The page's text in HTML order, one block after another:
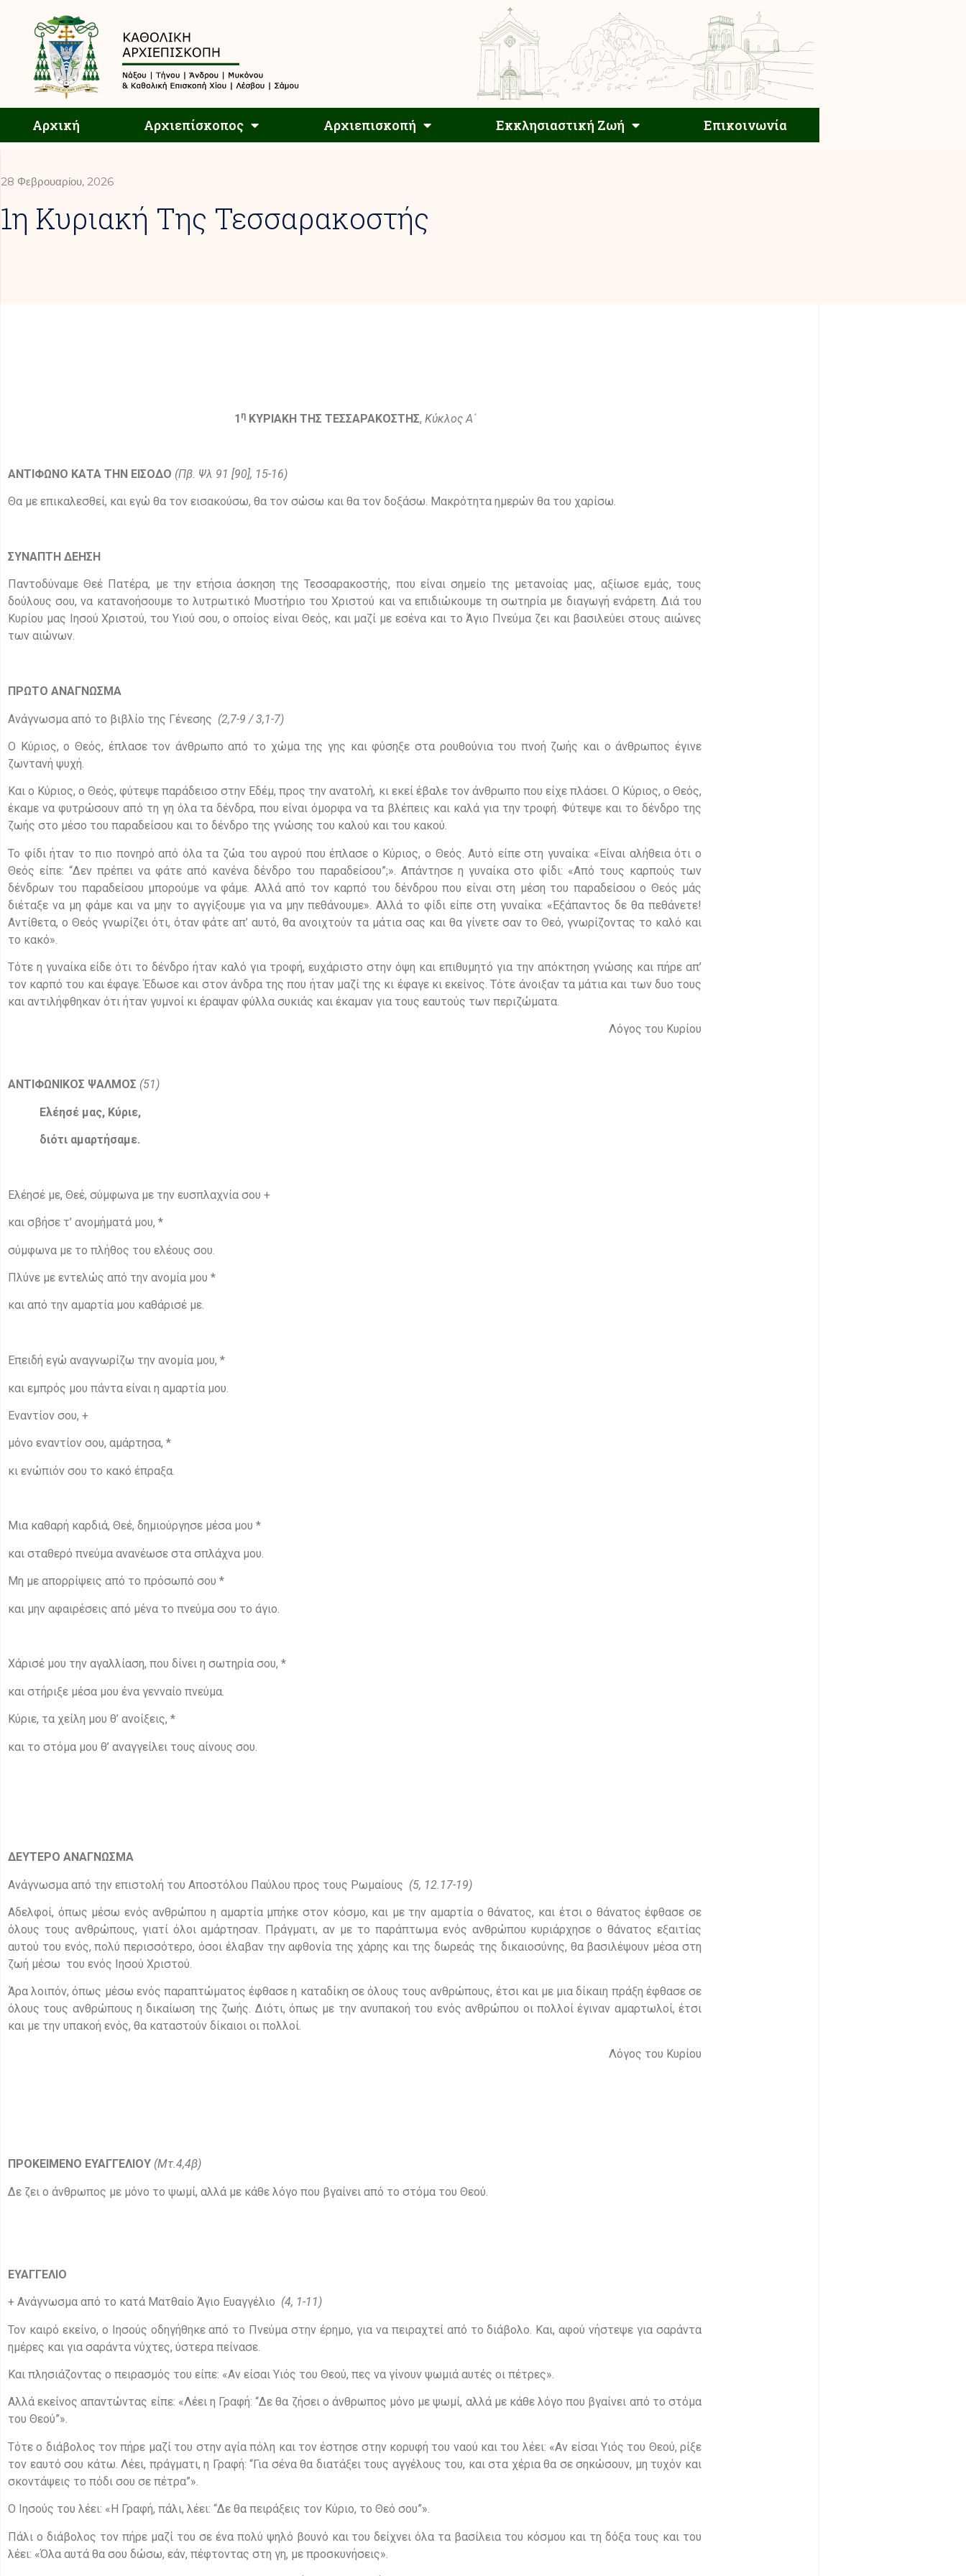
Αρχική Αρχιεπίσκοπος Αρχιεπισκοπή Εκκλησιαστική Ζωή Επικοινωνία
Αρχιεπισκοπή Εκκλησιαστική Ζωή Επικοινωνία
28 Φεβρουαρίου, 2026
1η Κυριακή Της Τεσσαρακοστής
1 ηΚΥΡΙΑΚΗ ΤΗΣ ΤΕΣΣΑΡΑΚΟΣΤΗΣ, Κύκλος Α΄
ΑΝΤΙΦΩΝΟ ΚΑΤΑ ΤΗΝ ΕΙΣΟΔΟ (Πβ. Ψλ 91 [90], 15-16)
Θα με επικαλεσθεί, και εγώ θα τον εισακούσω, θα τον σώσω και θα τον δοξάσω. Μακρότητα ημερών θα του χαρίσω.
ΣΥΝΑΠΤΗ ΔΕΗΣΗ
Παντοδύναμε Θεέ Πατέρα, με την ετήσια άσκηση της Τεσσαρακοστής, που είναι σημείο της μετανοίας μας, αξίωσε εμάς, τους
δούλους σου, να κατανοήσουμε το λυτρωτικό Μυστήριο του Χριστού και να επιδιώκουμε τη σωτηρία με διαγωγή ενάρετη. Διά του
Κυρίου μας Ιησού Χριστού, του Υιού σου, ο οποίος είναι Θεός, και μαζί με εσένα και το Άγιο Πνεύμα ζει και βασιλεύει στους αιώνες
των αιώνων.
ΠΡΩΤΟ ΑΝΑΓΝΩΣΜΑ
Ανάγνωσμα από το βιβλίο της Γένεσης (2,7-9 / 3,1-7)
Ο Κύριος, ο Θεός, έπλασε τον άνθρωπο από το χώμα της γης και φύσηξε στα ρουθούνια του πνοή ζωής και ο άνθρωπος έγινε
ζωντανή ψυχή.
Και ο Κύριος, ο Θεός, φύτεψε παράδεισο στην Εδέμ, προς την ανατολή, κι εκεί έβαλε τον άνθρωπο που είχε πλάσει. Ο Κύριος, ο Θεός,
έκαμε να φυτρώσουν από τη γη όλα τα δένδρα, που είναι όμορφα να τα βλέπεις και καλά για την τροφή. Φύτεψε και το δένδρο της
ζωής στο μέσο του παραδείσου και το δένδρο της γνώσης του καλού και του κακού.
Το φίδι ήταν το πιο πονηρό από όλα τα ζώα του αγρού που έπλασε ο Κύριος, ο Θεός. Αυτό είπε στη γυναίκα: «Είναι αλήθεια ότι ο
Θεός είπε: “Δεν πρέπει να φάτε από κανένα δένδρο του παραδείσου”;». Απάντησε η γυναίκα στο φίδι: «Από τους καρπούς των
δένδρων του παραδείσου μπορούμε να φάμε. Αλλά από τον καρπό του δένδρου που είναι στη μέση του παραδείσου ο Θεός μάς
διέταξε να μη φάμε και να μην το αγγίξουμε για να μην πεθάνουμε». Αλλά το φίδι είπε στη γυναίκα: «Εξάπαντος δε θα πεθάνετε!
Αντίθετα, ο Θεός γνωρίζει ότι, όταν φάτε απ’ αυτό, θα ανοιχτούν τα μάτια σας και θα γίνετε σαν το Θεό, γνωρίζοντας το καλό και
το κακό».
Τότε η γυναίκα είδε ότι το δένδρο ήταν καλό για τροφή, ευχάριστο στην όψη και επιθυμητό για την απόκτηση γνώσης και πήρε απ’
τον καρπό του και έφαγε. Έδωσε και στον άνδρα της που ήταν μαζί της κι έφαγε κι εκείνος. Τότε άνοιξαν τα μάτια και των δυο τους
και αντιλήφθηκαν ότι ήταν γυμνοί κι έραψαν φύλλα συκιάς και έκαμαν για τους εαυτούς των περιζώματα.
Λόγος του Κυρίου
ΑΝΤΙΦΩΝΙΚΟΣ ΨΑΛΜΟΣ (51)
Ελέησέ μας, Κύριε,
διότι αμαρτήσαμε.
Ελέησέ με, Θεέ, σύμφωνα με την ευσπλαχνία σου +
και σβήσε τ’ ανομήματά μου, *
σύμφωνα με το πλήθος του ελέους σου.
Πλύνε με εντελώς από την ανομία μου *
και από την αμαρτία μου καθάρισέ με.
Επειδή εγώ αναγνωρίζω την ανομία μου, *
και εμπρός μου πάντα είναι η αμαρτία μου.
Εναντίον σου, +
μόνο εναντίον σου, αμάρτησα, *
κι ενώπιόν σου το κακό έπραξα.
Μια καθαρή καρδιά, Θεέ, δημιούργησε μέσα μου *
και σταθερό πνεύμα ανανέωσε στα σπλάχνα μου.
Μη με απορρίψεις από το πρόσωπό σου *
και μην αφαιρέσεις από μένα το πνεύμα σου το άγιο.
Χάρισέ μου την αγαλλίαση, που δίνει η σωτηρία σου, *
και στήριξε μέσα μου ένα γενναίο πνεύμα.
Κύριε, τα χείλη μου θ’ ανοίξεις, *
και το στόμα μου θ’ αναγγείλει τους αίνους σου.
ΔΕΥΤΕΡΟ ΑΝΑΓΝΩΣΜΑ
Ανάγνωσμα από την επιστολή του Αποστόλου Παύλου προς τους Ρωμαίους (5, 12.17-19)
Αδελφοί, όπως μέσω ενός ανθρώπου η αμαρτία μπήκε στον κόσμο, και με την αμαρτία ο θάνατος, και έτσι ο θάνατος έφθασε σε
όλους τους ανθρώπους, γιατί όλοι αμάρτησαν. Πράγματι, αν με το παράπτωμα ενός ανθρώπου κυριάρχησε ο θάνατος εξαιτίας
αυτού του ενός, πολύ περισσότερο, όσοι έλαβαν την αφθονία της χάρης και της δωρεάς της δικαιοσύνης, θα βασιλέψουν μέσα στη
ζωή μέσω του ενός Ιησού Χριστού.
Άρα λοιπόν, όπως μέσω ενός παραπτώματος έφθασε η καταδίκη σε όλους τους ανθρώπους, έτσι και με μια δίκαιη πράξη έφθασε σε
όλους τους ανθρώπους η δικαίωση της ζωής. Διότι, όπως με την ανυπακοή του ενός ανθρώπου οι πολλοί έγιναν αμαρτωλοί, έτσι
και με την υπακοή ενός, θα καταστούν δίκαιοι οι πολλοί.
Λόγος του Κυρίου
ΠΡΟΚΕΙΜΕΝΟ ΕΥΑΓΓΕΛΙΟΥ (Mτ.4,4β)
Δε ζει ο άνθρωπος με μόνο το ψωμί, αλλά με κάθε λόγο που βγαίνει από το στόμα του Θεού.
ΕΥΑΓΓΕΛΙΟ
+ Ανάγνωσμα από το κατά Ματθαίο Άγιο Ευαγγέλιο (4, 1-11)
Τον καιρό εκείνο, ο Ιησούς οδηγήθηκε από το Πνεύμα στην έρημο, για να πειραχτεί από το διάβολο. Και, αφού νήστεψε για σαράντα
ημέρες και για σαράντα νύχτες, ύστερα πείνασε.
Και πλησιάζοντας ο πειρασμός του είπε: «Αν είσαι Υιός του Θεού, πες να γίνουν ψωμιά αυτές οι πέτρες».
Αλλά εκείνος απαντώντας είπε: «Λέει η Γραφή: “Δε θα ζήσει ο άνθρωπος μόνο με ψωμί, αλλά με κάθε λόγο που βγαίνει από το στόμα
του Θεού”».
Τότε ο διάβολος τον πήρε μαζί του στην αγία πόλη και τον έστησε στην κορυφή του ναού και του λέει: «Αν είσαι Υιός του Θεού, ρίξε
τον εαυτό σου κάτω. Λέει, πράγματι, η Γραφή: “Για σένα θα διατάξει τους αγγέλους του, και στα χέρια θα σε σηκώσουν, μη τυχόν και
σκοντάψεις το πόδι σου σε πέτρα”».
Ο Ιησούς του λέει: «Η Γραφή, πάλι, λέει: “Δε θα πειράξεις τον Κύριο, το Θεό σου”».
Πάλι ο διάβολος τον πήρε μαζί του σε ένα πολύ ψηλό βουνό και του δείχνει όλα τα βασίλεια του κόσμου και τη δόξα τους και του
λέει: «Όλα αυτά θα σου δώσω, εάν, πέφτοντας στη γη, με προσκυνήσεις».